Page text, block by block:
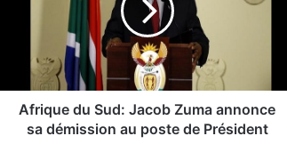
Afrique du Sud: Jacob Zuma annonce
sa démission au poste de Président